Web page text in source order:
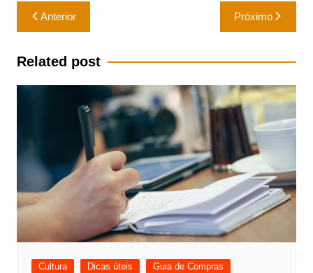
Navegação
de
Post
Anterior Próximo
Related post
Cultura Dicas úteis Guia de Compras